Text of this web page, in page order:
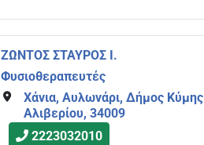
ΖΩΝΤΟΣ ΣΤΑΥΡΟΣ Ι.
Φυσιοθεραπευτές
Χάνια, Αυλωνάρι, Δήμος
Αλιβερίου, 34009
2223032010